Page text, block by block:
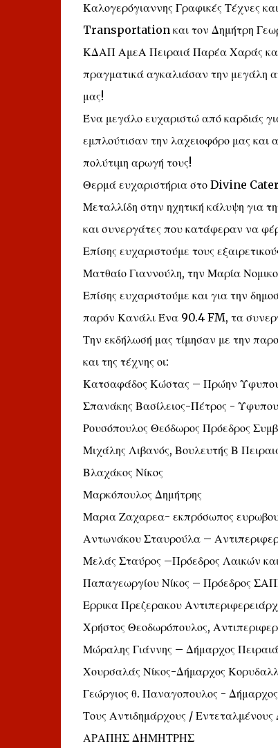
Καλογερόγιαννης Γραφικές Τέχνες
Transportation και τον Δημήτρη
ΚΔΑΠ ΑμεΑ Πειραιά Παρέα Χαράς
πραγματικά αγκαλιάσαν την μεγάλη
μας!
Ένα μεγάλο ευχαριστώ από καρδιάς
εμπλούτισαν την λαχειοφόρο μας
πολύτιμη αρωγή τους!
Θερμά ευχαριστήρια στο Divine
Μεταλλίδη στην ηχητική κάλυψη για
και συνεργάτες που κατάφεραν να
Επίσης ευχαριστούμε τους
Ματθαίο Γιαννούλη, την Μαρία
Επίσης ευχαριστούμε και για την
παρόν Κανάλι Ένα 90.4 FM, τα
Την εκδήλωσή μας τίμησαν με την
και της τέχνης οι:
Κατσαφάδος Κώστας – Πρώην
Σπανάκης Βασίλειος-Πέτρος -
Ρουσόπουλος Θεόδωρος Πρόεδρος
Μιχάλης Λιβανός, Βουλευτής Β
Βλαχάκος Νίκος
Μαρκόπουλος Δημήτρης
Μαρια Ζαχαρεα- εκπρόσωπος
Αντωνάκου Σταυρούλα –
Μελάς Σταύρος –Πρόεδρος Λαικών
Παπαγεωργίου Νίκος – Πρόεδρος
Ερρικα Πρεζερακου
Χρήστος Θεοδωρόπουλος,
Μώραλης Γιάννης – Δήμαρχος Πειραιά
Χουρσαλάς Νίκος-Δήμαρχος
Γεώργιος θ. Παναγοπουλος -
Τους Αντιδημάρχους / Εντεταλμένους
ΑΡΑΠΗΣ ΔΗΜΗΤΡΗΣ